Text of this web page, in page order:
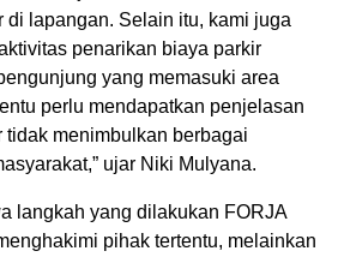
di lapangan. Selain itu, kami juga
penarikan biaya parkir
yang memasuki area
perlu mendapatkan penjelasan
tidak menimbulkan berbagai
ujar Niki Mulyana.
langkah yang dilakukan FORJA
pihak tertentu, melainkan